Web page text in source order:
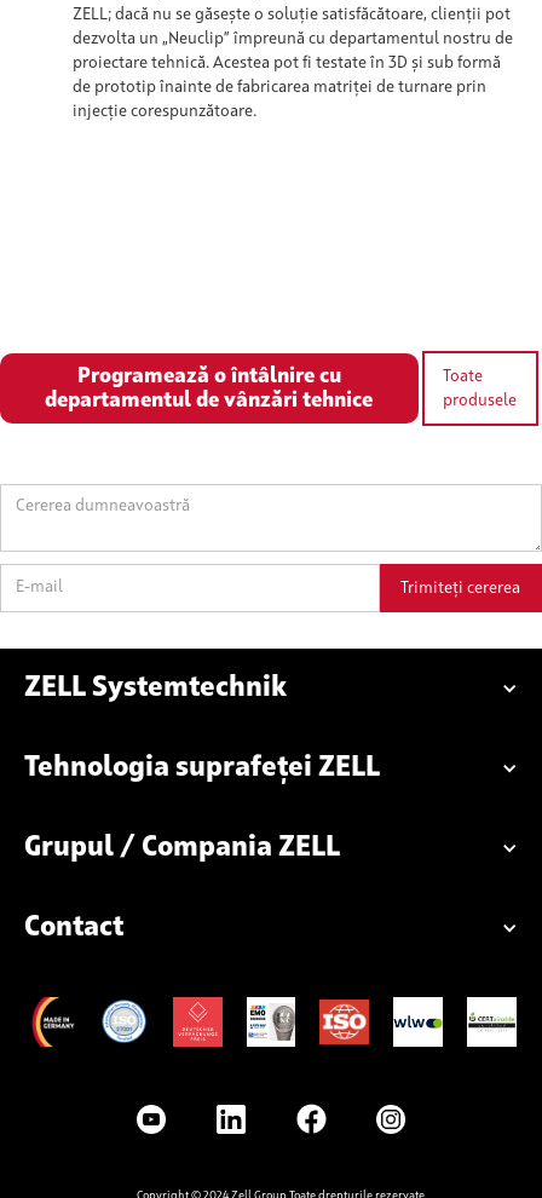
ZELL; dacă nu se găsește o soluție satisfăcătoare, clienții pot
dezvolta un „Neuclip” împreună cu departamentul nostru de
proiectare tehnică. Acestea pot fi testate în 3D și sub formă
de prototip înainte de fabricarea matriței de turnare prin
injecție corespunzătoare.
Programează o întâlnire cu
departamentul de vânzări tehnice
Toate
produsele
ZELL Systemtechnik
Tehnologia suprafeței ZELL
Grupul / Compania ZELL
Contact
Copyright © 2024 Zell Group Toate drepturile rezervate